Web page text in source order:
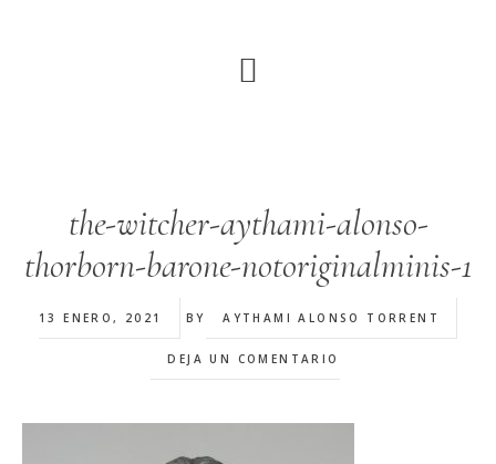
the-witcher-aythami-alonso-
thorborn-barone-notoriginalminis-1
13 ENERO, 2021 BY AYTHAMI ALONSO TORRENT
DEJA UN COMENTARIO